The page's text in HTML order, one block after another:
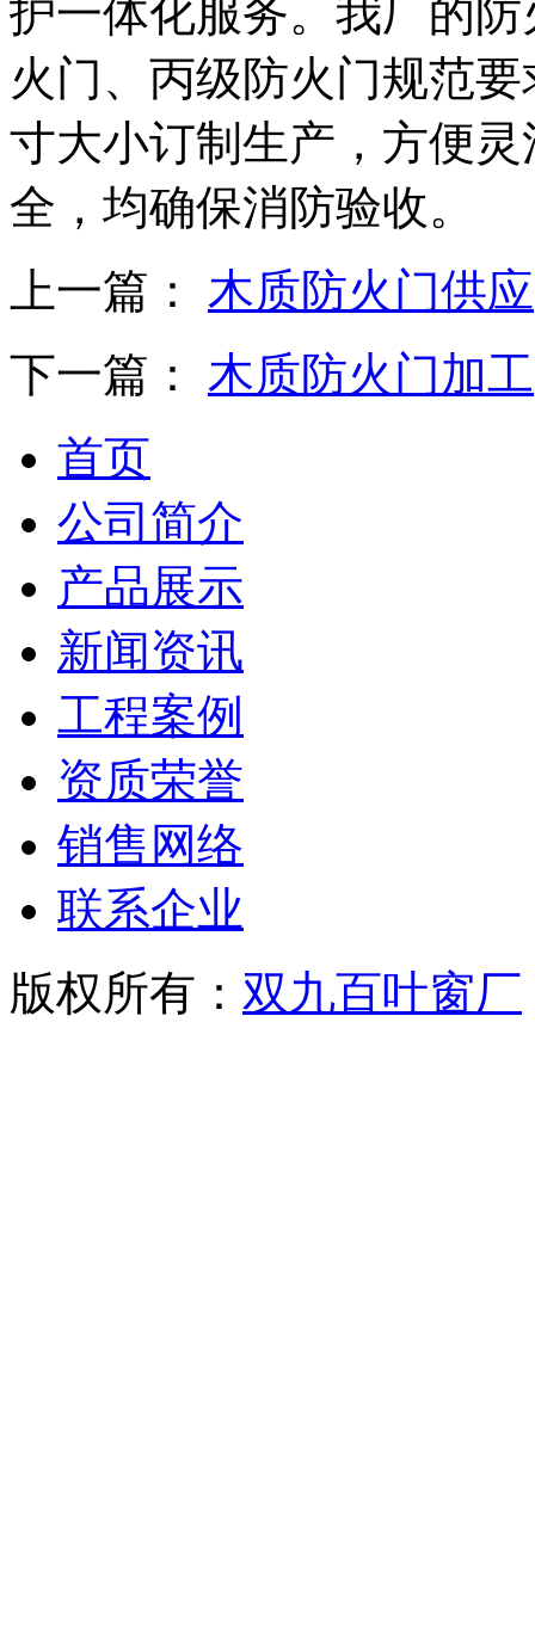
护一体化服务。我厂的
火门、丙级防火门规范
寸大小订制生产，方便
全，均确保消防验收。
上一篇： 木质防火门供应
下一篇： 木质防火门加工
首页
公司简介
产品展示
新闻资讯
工程案例
资质荣誉
销售网络
联系企业
版权所有： 双九百叶窗厂